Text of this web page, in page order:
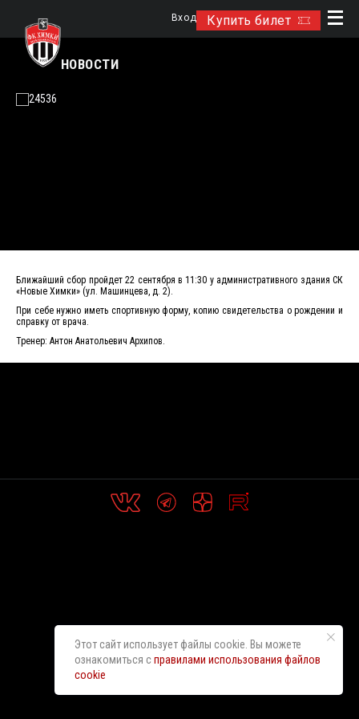
Купить билет
Вход
НОВОСТИ
Ближайший сбор пройдет 22 сентября в 11:30 у административного здания СК
«Новые Химки» (ул. Машинцева, д. 2).
При себе нужно иметь спортивную форму, копию свидетельства о рождении и
справку от врача.
Тренер: Антон Анатольевич Архипов.
Этот сайт использует файлы cookie. Вы можете
ознакомиться справилами использования файлов
cookie